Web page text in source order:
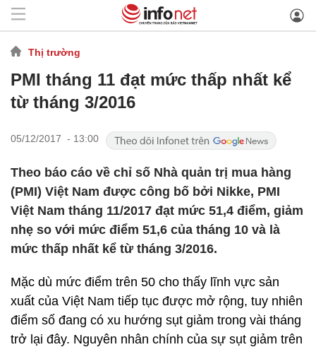
Thị trường
PMI tháng 11 đạt mức thấp nhất kể
từ tháng 3/2016
05/12/2017 - 13:00
Theo báo cáo về chỉ số Nhà quản trị mua hàng
(PMI) Việt Nam được công bố bởi Nikke, PMI
Việt Nam tháng 11/2017 đạt mức 51,4 điểm, giảm
nhẹ so với mức điểm 51,6 của tháng 10 và là
mức thấp nhất kể từ tháng 3/2016.
Mặc dù mức điểm trên 50 cho thấy lĩnh vực sản
xuất của Việt Nam tiếp tục được mở rộng, tuy nhiên
điểm số đang có xu hướng sụt giảm trong vài tháng
trở lại đây. Nguyên nhân chính của sự sụt giảm trên